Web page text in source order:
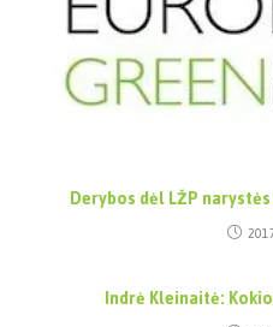
Derybos dėl LŽP
Indrė Kleinaitė: